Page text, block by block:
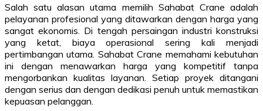
Salah satu alasan utama memilih Sahabat Crane adalah
pelayanan profesional yang ditawarkan dengan harga yang
sangat ekonomis. Di tengah persaingan industri konstruksi
yang ketat, biaya operasional sering kali menjadi
pertimbangan utama. Sahabat Crane memahami kebutuhan
ini dengan menawarkan harga yang kompetitif tanpa
mengorbankan kualitas layanan. Setiap proyek ditangani
dengan serius dan dengan dedikasi penuh untuk memastikan
kepuasan pelanggan.